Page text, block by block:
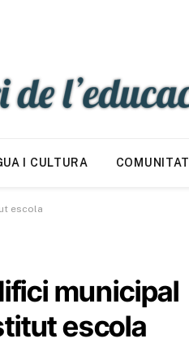
I CULTURA COMUNITAT
escola
municipal
escola